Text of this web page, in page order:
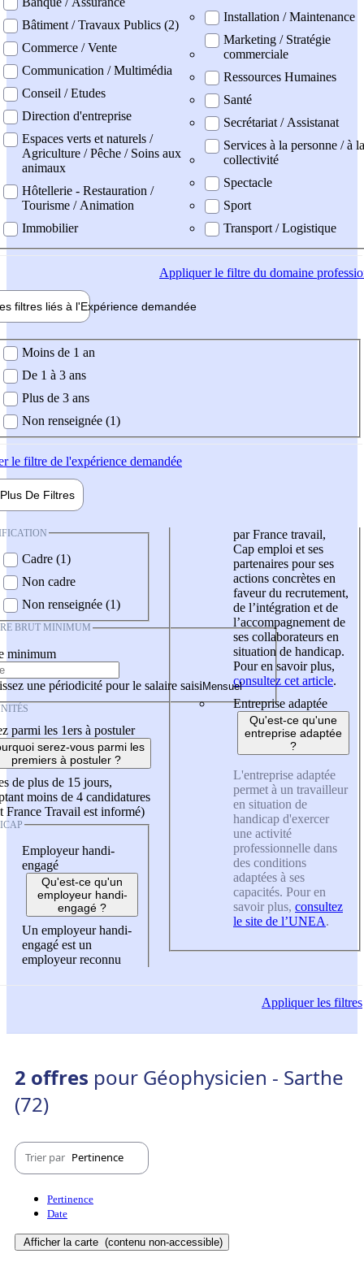
Bâtiment / Travaux Publics (2)
Commerce / Vente
Communication / Multimédia
Conseil / Etudes
Direction d'entreprise
Espaces verts et naturels /
Agriculture / Pêche / Soins aux
animaux
Hôtellerie - Restauration /
Tourisme / Animation
Immobilier
Installation / Maintenance
Marketing / Stratégie
commerciale
Ressources Humaines
Santé
Secrétariat / Assistanat
Services à la personne / à la
collectivité
Spectacle
Sport
Transport / Logistique
Appliquerle filtre du domaine
filtres liés à l'Expérience demandée
demandée
Moins de 1 an
De 1 à 3 ans
Plus de 3 ans
Non renseignée (1)
le filtre de l'expérience demandée
Plus De Filtres
Cadre (1)
Non cadre
Non renseignée (1)
BRUT MINIMUM
minimum
une périodicité pour le salaire saisi
parmi les 1ers à postuler
serez-vous parmi les
premiers à postuler ?
de plus de 15 jours,
moins de 4 candidatures
France Travail est informé)
Employeur handi-
engagé
Qu'est-ce qu'un
employeur handi-
engagé ?
Un employeur handi-
engagé est un
employeur reconnu
par France travail,
Cap emploi et ses
partenaires pour ses
actions concrètes en
faveur du recrutement,
de l’intégration et de
l’accompagnement de
ses collaborateurs en
situation de handicap.
Pour en savoir plus,
consultez cet article.
Entreprise adaptée
Qu'est-ce qu'une
entreprise adaptée
?
L'entreprise adaptée
permet à un travailleur
en situation de
handicap d'exercer
une activité
professionnelle dans
des conditions
adaptées à ses
capacités. Pour en
savoir plus, consultez
le site de l’UNEA.
Appliquerles filtres
2 offres pour Géophysicien - Sarthe
(72)
Trier par Pertinence
Pertinence
Date
Afficher la carte (contenu non-accessible)